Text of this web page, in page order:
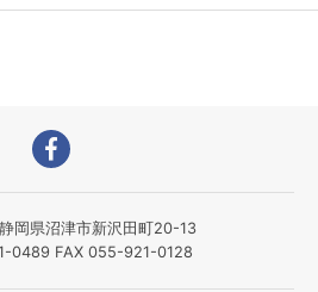
岡県沼津市新沢田町20-13
0489 FAX 055-921-0128